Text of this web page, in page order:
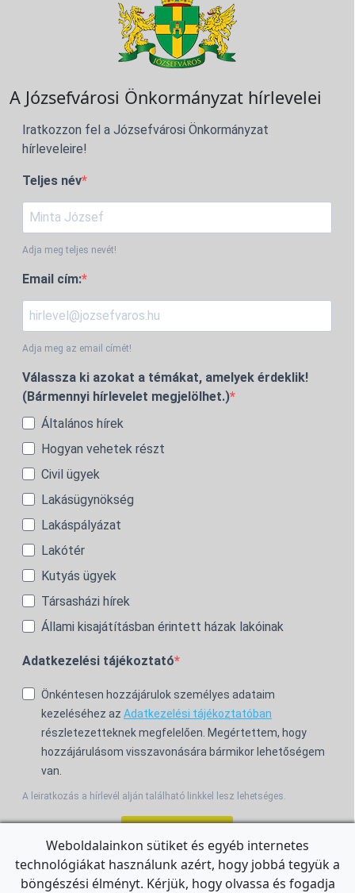
A Józsefvárosi Önkormányzat hírlevelei
Iratkozzon fel a Józsefvárosi Önkormányzat
hírleveleire!
Teljes név
Adja meg teljes nevét!
Email cím:
Adja meg az email címét!
Válassza ki azokat a témákat, amelyek érdeklik!
(Bármennyi hírlevelet megjelölhet.)
Általános hírek
Hogyan vehetek részt
Civil ügyek
Lakásügynökség
Lakáspályázat
Lakótér
Kutyás ügyek
Társasházi hírek
Állami kisajátításban érintett házak lakóinak
Adatkezelési tájékoztató
Önkéntesen hozzájárulok személyes adataim
kezeléséhez az Adatkezelési tájékoztatóban
részletezetteknek megfelelően. Megértettem, hogy
hozzájárulásom visszavonására bármikor lehetőségem
van.
A leiratkozás a hírlevél alján található linkkel lesz lehetséges.
For the English Newsletter, clickHERE.
Weboldalainkon sütiket és egyéb internetes
technológiákat használunk azért, hogy jobbá tegyük a
böngészési élményt. Kérjük, hogy olvassa és fogadja